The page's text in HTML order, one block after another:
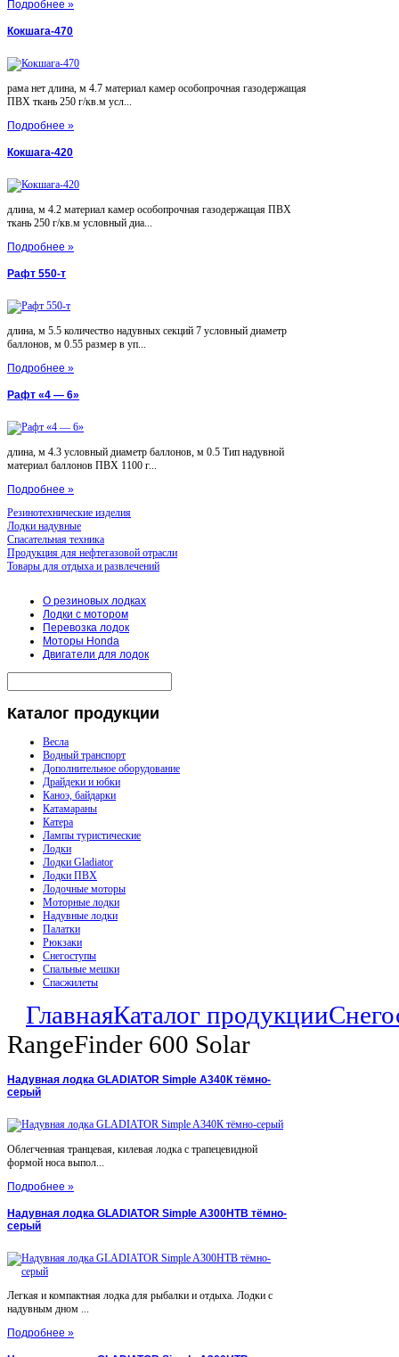
Подробнее »
Кокшага-470
рама нет длина, м 4.7 материал камер особопрочная газодержащая
ПВХ ткань 250 г/кв.м усл...
Подробнее »
Кокшага-420
длина, м 4.2 материал камер особопрочная газодержащая ПВХ
ткань 250 г/кв.м условный диа...
Подробнее »
Рафт 550-т
длина, м 5.5 количество надувных секций 7 условный диаметр
баллонов, м 0.55 размер в уп...
Подробнее »
Рафт «4 — 6»
длина, м 4.3 условный диаметр баллонов, м 0.5 Тип надувной
материал баллонов ПВХ 1100 г...
Подробнее »
Резинотехнические изделия
Лодки надувные
Спасательная техника
Продукция для нефтегазовой отрасли
Товары для отдыха и развлечений
О резиновых лодках
Лодки с мотором
Перевозка лодок
Моторы Honda
Двигатели для лодок
Каталог продукции
Весла
Водный транспорт
Дополнительное оборудование
Драйдеки и юбки
Каноэ, байдарки
Катамараны
Катера
Лампы туристические
Лодки
Лодки Gladiator
Лодки ПВХ
Лодочные моторы
Моторные лодки
Надувные лодки
Палатки
Рюкзаки
Снегоступы
Спальные мешки
Спасжилеты
ГлавнаяКаталог продукции
RangeFinder 600 Solar
Надувная лодка GLADIATOR Simple A340К тёмно-
серый
Облегченная транцевая, килевая лодка с трапецевидной
формой носа выпол...
Подробнее »
Надувная лодка GLADIATOR Simple A300НТВ тёмно-
серый
Легкая и компактная лодка для рыбалки и отдыха. Лодки с
надувным дном ...
Подробнее »